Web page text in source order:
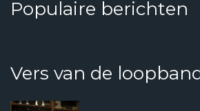
Populaire berichten
Vers van de